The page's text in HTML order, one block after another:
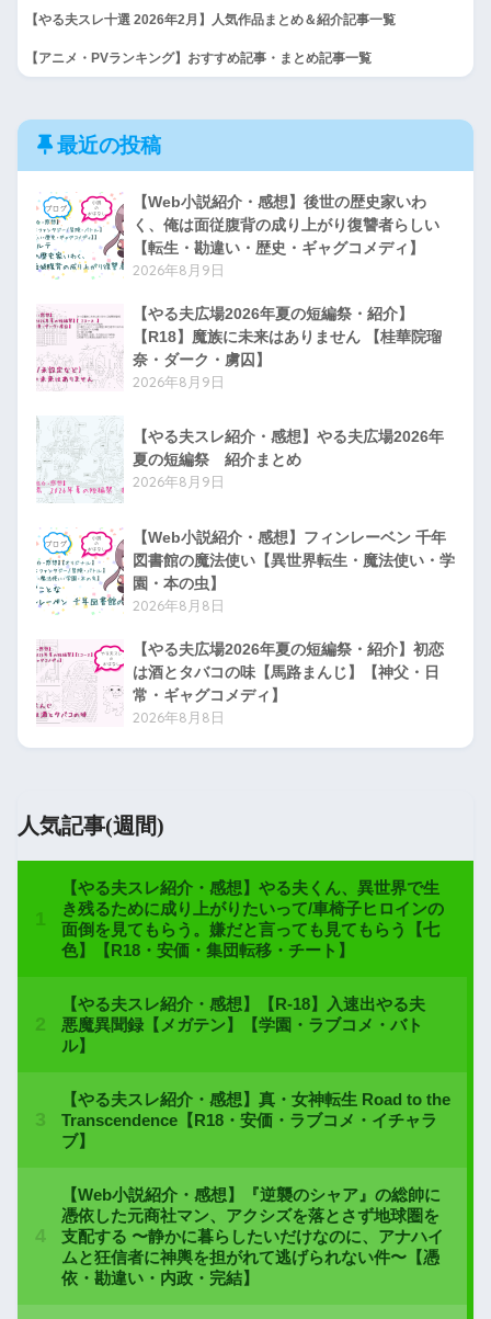
【やる夫スレ十選 2026年2月】人気作品まとめ＆紹介記事一覧
【アニメ・PVランキング】おすすめ記事・まとめ記事一覧
最近の投稿
【Web小説紹介・感想】後世の歴史家いわ
く、俺は面従腹背の成り上がり復讐者らしい
【転生・勘違い・歴史・ギャグコメディ】
2026年8月9日
【やる夫広場2026年夏の短編祭・紹介】
【R18】魔族に未来はありません 【桂華院瑠
奈・ダーク・虜囚】
2026年8月9日
【やる夫スレ紹介・感想】やる夫広場2026年
夏の短編祭 紹介まとめ
2026年8月9日
【Web小説紹介・感想】フィンレーベン 千年
図書館の魔法使い【異世界転生・魔法使い・学
園・本の虫】
2026年8月8日
【やる夫広場2026年夏の短編祭・紹介】初恋
は酒とタバコの味【馬路まんじ】【神父・日
常・ギャグコメディ】
2026年8月8日
人気記事(週間)